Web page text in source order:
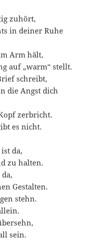
zuhört,
in deiner Ruhe
Arm hält,
auf „warm“ stellt.
schreibt,
die Angst dich
zerbricht.
es nicht.
da,
zu halten.
Gestalten.
stehn.
sein.